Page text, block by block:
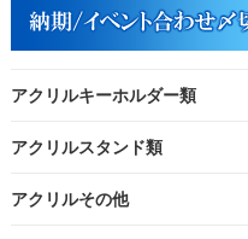
アクリルキーホルダー類
アクリルスタンド類
アクリルその他